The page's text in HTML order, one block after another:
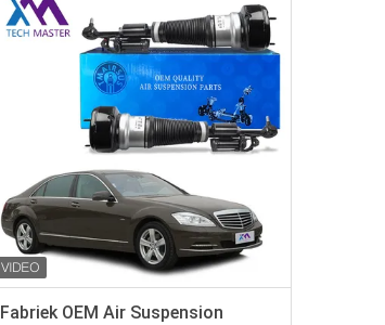
Fabriek OEM Air Suspension